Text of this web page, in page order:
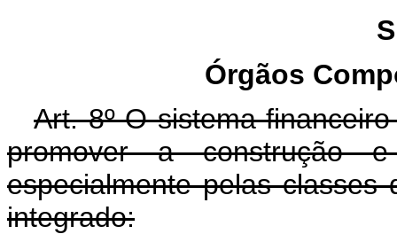
Órgãos
Art. 8º O sistema
promover a construção
especialmente pelas
integrado: